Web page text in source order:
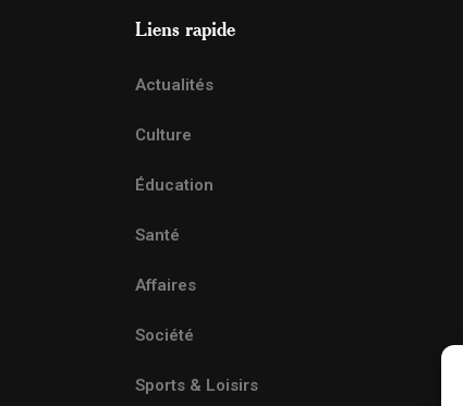
Liens rapide
Actualités
Culture
Éducation
Santé
Affaires
Société
Sports & Loisirs